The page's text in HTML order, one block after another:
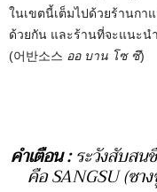
ในเขตนี้เต็มไปด้วยร้านกา
ด้วยกัน และร้านที่จะแนะน
(어반소스 ออ บาน โซ ซึ)
คำเตือน :ระวังสับสน
คือ SANGSU (ซ